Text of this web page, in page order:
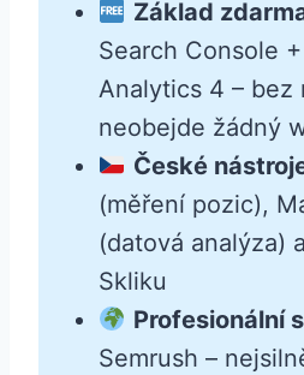
Základ
Search Console
Analytics 4 – bez
neobejde žádný
České
(měření pozic),
(datová analýza)
Skliku
Profesionální
Semrush –